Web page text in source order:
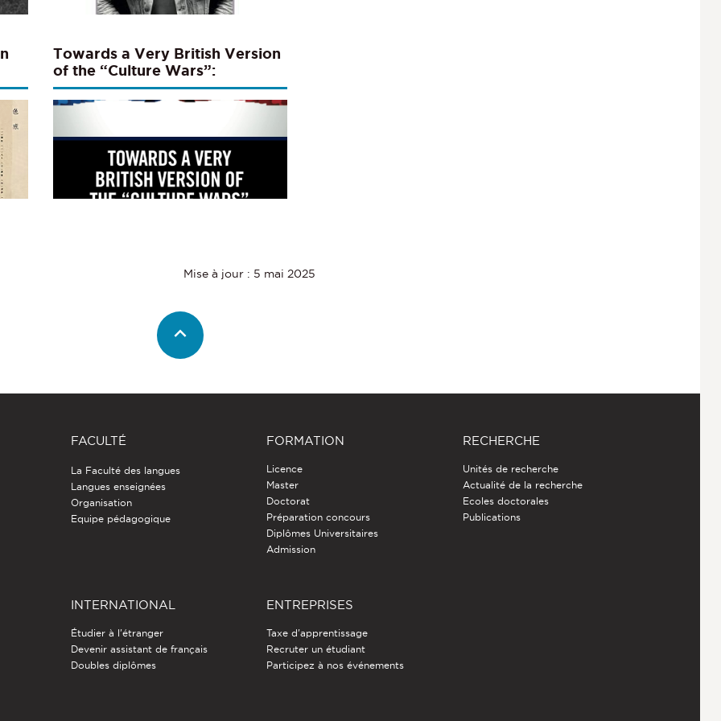
Towards a Very British Version
of the “Culture Wars”:
Populism, Social Fractures and
Political Communication
Mise à jour : 5 mai 2025
FACULTÉ
La Faculté des langues
Langues enseignées
Organisation
Equipe pédagogique
FORMATION
Licence
Master
Doctorat
Préparation concours
Diplômes Universitaires
Admission
RECHERCHE
Unités de recherche
Actualité de la recherche
Ecoles doctorales
Publications
INTERNATIONAL
Étudier à l'étranger
Devenir assistant de français
Doubles diplômes
ENTREPRISES
Taxe d'apprentissage
Recruter un étudiant
Participez à nos événements